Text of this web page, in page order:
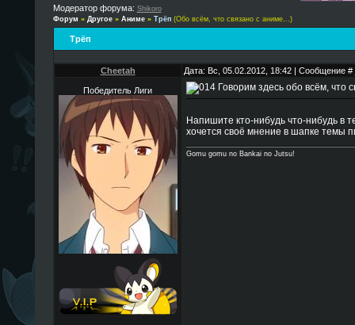
Модератор форума: Shikoro
Форум » Другое » Аниме » Трёп (Обо всём, что связано с аниме...)
Трёп
Cheetah Дата: Вс, 05.02.2012, 18:42 | Сообщение #
Победитель Лиги Говорим здесь обо всём, что
Напишите кто-нибудь что-нибудь в
хочется своё мнение в шапке темы
Gomu gomu no Bankai no Jutsu!